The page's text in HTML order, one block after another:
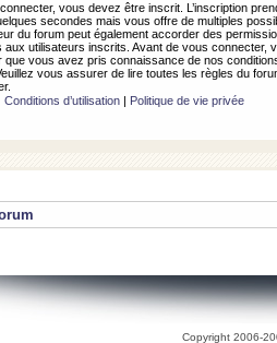
vous devez être inscrit. L’inscription
secondes mais vous offre de multiples
du forum peut également accorder des
aux utilisateurs inscrits. Avant de vous connecter,
que vous avez pris connaissance de nos
vous assurer de lire toutes les règles du
Conditions d’utilisation| Politique de vie privée
Copyright 2006-